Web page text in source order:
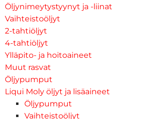
Öljynimeytystyynyt ja -liinat
Vaihteistoöljyt
2-tahtiöljyt
4-tahtiöljyt
Ylläpito- ja hoitoaineet
Muut rasvat
Öljypumput
Liqui Moly öljyt ja lisäaineet
Öljypumput
Vaihteistoöljyt